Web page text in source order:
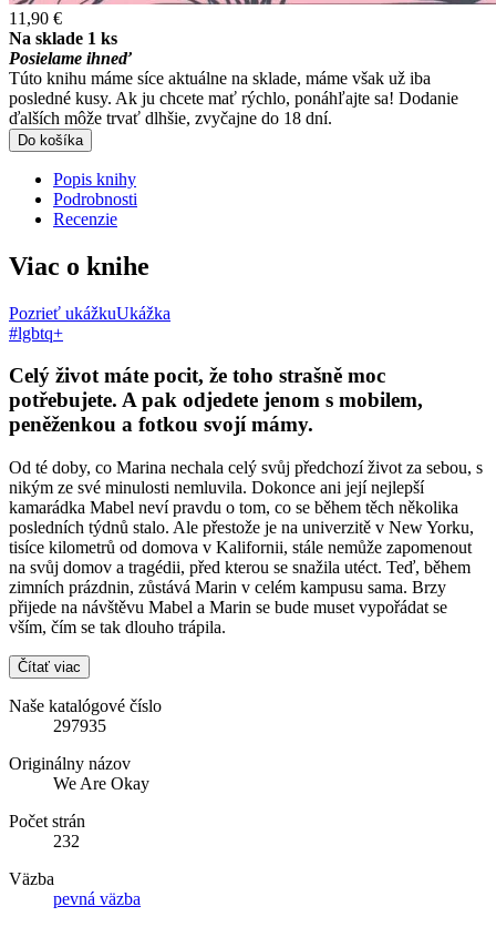
11,90 €
Na sklade 1 ks
Posielame ihneď
Túto knihu máme síce aktuálne na sklade, máme však už iba
posledné kusy. Ak ju chcete mať rýchlo, ponáhľajte sa! Dodanie
ďalších môže trvať dlhšie, zvyčajne do 18 dní.
Do košíka
Popis knihy
Podrobnosti
Recenzie
Viac o knihe
Pozrieť ukážkuUkážka
#lgbtq+
Celý život máte pocit, že toho strašně moc
potřebujete. A pak odjedete jenom s mobilem,
peněženkou a fotkou svojí mámy.
Od té doby, co Marina nechala celý svůj předchozí život za sebou, s
nikým ze své minulosti nemluvila. Dokonce ani její nejlepší
kamarádka Mabel neví pravdu o tom, co se během těch několika
posledních týdnů stalo. Ale přestože je na univerzitě v New Yorku,
tisíce kilometrů od domova v Kalifornii, stále nemůže zapomenout
na svůj domov a tragédii, před kterou se snažila utéct. Teď, během
zimních prázdnin, zůstává Marin v celém kampusu sama. Brzy
přijede na návštěvu Mabel a Marin se bude muset vypořádat se
vším, čím se tak dlouho trápila.
Čítať viac
Naše katalógové číslo
297935
Originálny názov
We Are Okay
Počet strán
232
Väzba
pevná väzba